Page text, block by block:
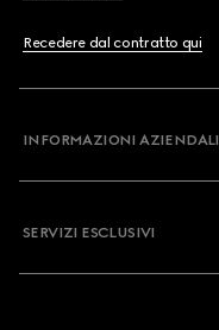
Recedere dal contratto qui
INFORMAZIONI AZIENDALI
SERVIZI ESCLUSIVI